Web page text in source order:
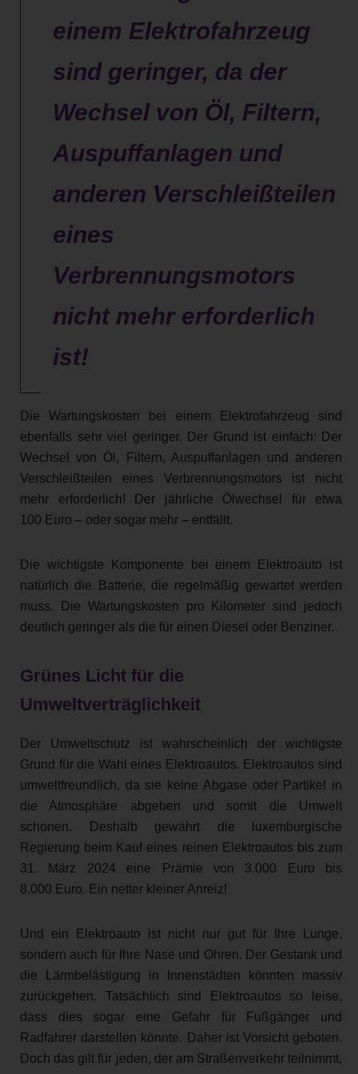
einem Elektrofahrzeug
sind geringer, da der
Wechsel von Öl, Filtern,
Auspuffanlagen und
anderen Verschleißteilen
eines
Verbrennungsmotors
nicht mehr erforderlich
ist!
Die Wartungskosten bei einem Elektrofahrzeug sind
ebenfalls sehr viel geringer. Der Grund ist einfach: Der
Wechsel von Öl, Filtern, Auspuffanlagen und anderen
Verschleißteilen eines Verbrennungsmotors ist nicht
mehr erforderlich! Der jährliche Ölwechsel für etwa
100 Euro – oder sogar mehr – entfällt.
Die wichtigste Komponente bei einem Elektroauto ist
natürlich die Batterie, die regelmäßig gewartet werden
muss. Die Wartungskosten pro Kilometer sind jedoch
deutlich geringer als die für einen Diesel oder Benziner.
Grünes Licht für die
Umweltverträglichkeit
Der Umweltschutz ist wahrscheinlich der wichtigste
Grund für die Wahl eines Elektroautos. Elektroautos sind
umweltfreundlich, da sie keine Abgase oder Partikel in
die Atmosphäre abgeben und somit die Umwelt
schonen. Deshalb gewährt die luxemburgische
Regierung beim Kauf eines reinen Elektroautos bis zum
31. März 2024 eine Prämie von 3.000 Euro bis
8.000 Euro. Ein netter kleiner Anreiz!
Und ein Elektroauto ist nicht nur gut für Ihre Lunge,
sondern auch für Ihre Nase und Ohren. Der Gestank und
die Lärmbelästigung in Innenstädten könnten massiv
zurückgehen. Tatsächlich sind Elektroautos so leise,
dass dies sogar eine Gefahr für Fußgänger und
Radfahrer darstellen könnte. Daher ist Vorsicht geboten.
Doch das gilt für jeden, der am Straßenverkehr teilnimmt,